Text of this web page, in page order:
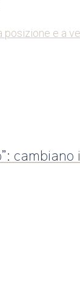
posizione e a